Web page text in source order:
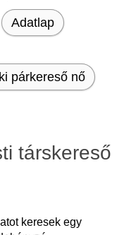
Adatlap
párkereső nő
társkereső
keresek egy